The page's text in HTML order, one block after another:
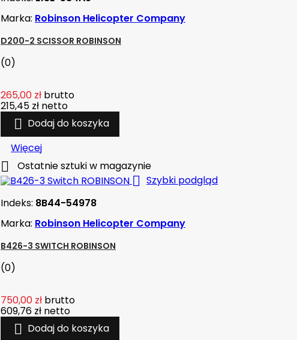
Marka: Robinson Helicopter Company
D200-2 SCISSOR ROBINSON
(0)
265,00 zł brutto
215,45 zł netto
 Dodaj do koszyka
Więcej
 Ostatnie sztuki w magazynie
 Szybki podgląd
Indeks: 8B44-54978
Marka: Robinson Helicopter Company
B426-3 SWITCH ROBINSON
(0)
750,00 zł brutto
609,76 zł netto
 Dodaj do koszyka